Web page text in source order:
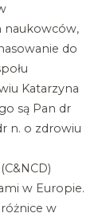
naukowców,
do
Katarzyna
są Pan dr
n. o zdrowiu
w Europie.
w